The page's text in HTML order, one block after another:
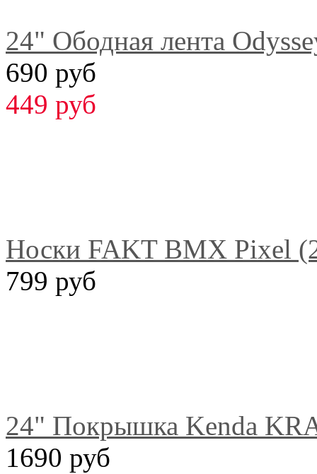
24" Ободная лента
690 руб
449 руб
Носки FAKT BMX Pixel
799 руб
24" Покрышка Kenda
1690 руб